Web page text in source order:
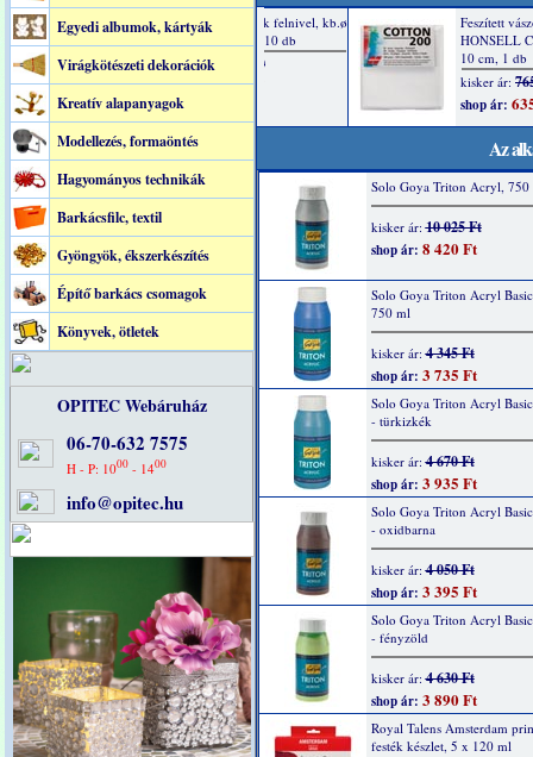
Egyedi albumok, kártyák
Virágkötészeti dekorációk
Kreatív alapanyagok
Modellezés, formaöntés
Hagyományos technikák
Barkácsfilc, textil
Gyöngyök, ékszerkészítés
Építő barkács csomagok
Könyvek, ötletek
OPITEC Webáruház
06-70-632 7575
H - P: 1000 - 1400
info@opitec.hu
Az
Solo Goya Triton Acryl, 750
kisker ár:10 025 Ft
shop ár: 8 420 Ft
Solo Goya Triton Acryl
750 ml
kisker ár:4 345 Ft
shop ár: 3 735 Ft
Solo Goya Triton Acryl
- türkizkék
kisker ár:4 670 Ft
shop ár: 3 935 Ft
Solo Goya Triton Acryl
- oxidbarna
kisker ár:4 050 Ft
shop ár: 3 395 Ft
Solo Goya Triton Acryl
- fényzöld
kisker ár:4 630 Ft
shop ár: 3 890 Ft
Royal Talens Amsterdam
festék készlet, 5 x 120 ml